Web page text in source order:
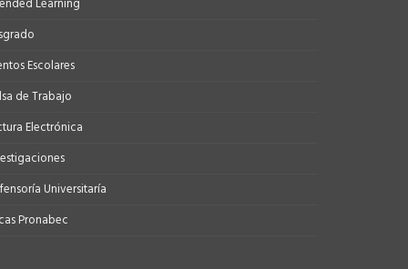
Escolares
de Trabajo
Electrónica
Universitaría
Pronabec